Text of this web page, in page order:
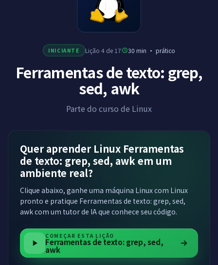
INICIANTE Lição 4 de 17 30 min · prático
Ferramentas de texto: grep,
sed, awk
Parte do curso de Linux
Quer aprender Linux Ferramentas
de texto: grep, sed, awk em um
ambiente real?
Clique abaixo, ganhe uma máquina Linux com Linux
pronto e pratique Ferramentas de texto: grep, sed,
awk com um tutor de IA que conhece seu código.
COMEÇAR ESTA LIÇÃO
Ferramentas de texto: grep, sed,
awk